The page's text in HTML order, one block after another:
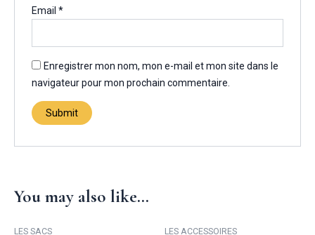
Email*
Enregistrer mon nom, mon e-mail et mon site dans le
navigateur pour mon prochain commentaire.
You may also like…
LES SACS LES ACCESSOIRES